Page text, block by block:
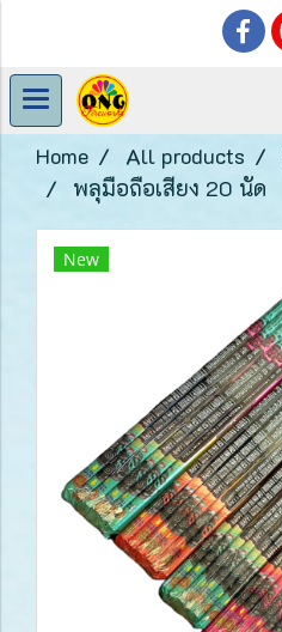
Home All products
พลุมือถือเสียง 20 นัด
New